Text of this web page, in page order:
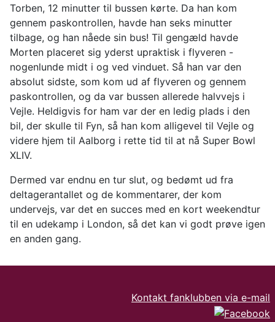
Torben, 12 minutter til bussen kørte. Da han kom
gennem paskontrollen, havde han seks minutter
tilbage, og han nåede sin bus! Til gengæld havde
Morten placeret sig yderst upraktisk i flyveren -
nogenlunde midt i og ved vinduet. Så han var den
absolut sidste, som kom ud af flyveren og gennem
paskontrollen, og da var bussen allerede halvvejs i
Vejle. Heldigvis for ham var der en ledig plads i den
bil, der skulle til Fyn, så han kom alligevel til Vejle og
videre hjem til Aalborg i rette tid til at nå Super Bowl
XLIV.
Dermed var endnu en tur slut, og bedømt ud fra
deltagerantallet og de kommentarer, der kom
undervejs, var det en succes med en kort weekendtur
til en udekamp i London, så det kan vi godt prøve igen
en anden gang.
Kontakt fanklubben via e-mail